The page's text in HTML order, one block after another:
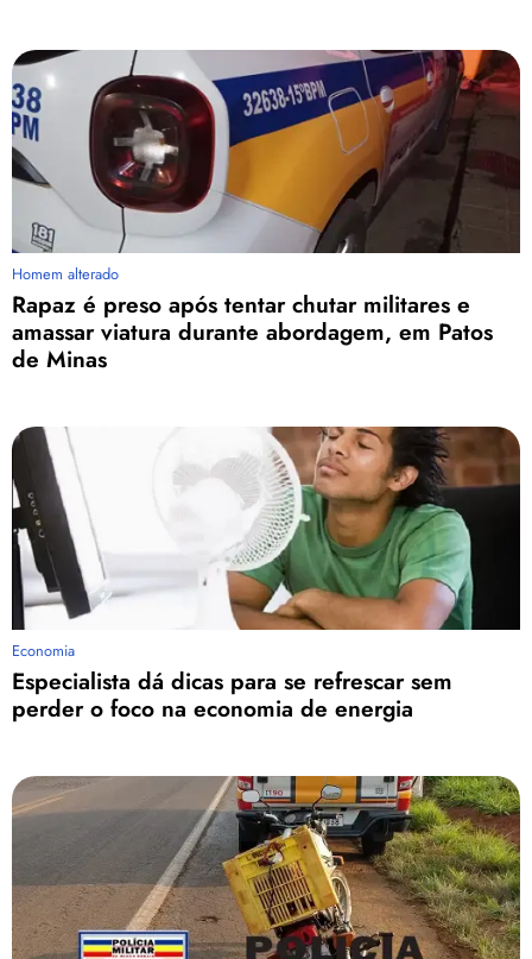
Homem alterado
Rapaz é preso após tentar chutar militares e
amassar viatura durante abordagem, em Patos
de Minas
Economia
Especialista dá dicas para se refrescar sem
perder o foco na economia de energia